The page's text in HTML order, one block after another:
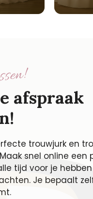
afspraak
trouwjurk en
snel online een
tijd voor je
Je bepaalt